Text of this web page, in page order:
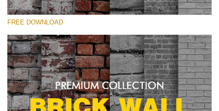
Por favor selecione
Brick Wall
(30 Textures)
Large 6000*4000px
Entire Collection
FREE DOWNLOAD